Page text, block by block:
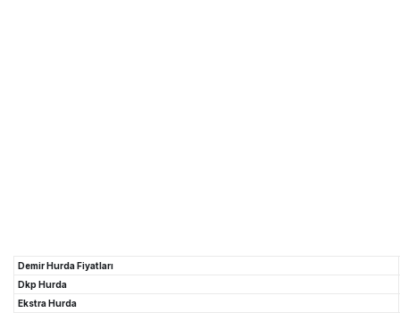
Demir Hurda Fiyatları
Dkp Hurda
Ekstra Hurda